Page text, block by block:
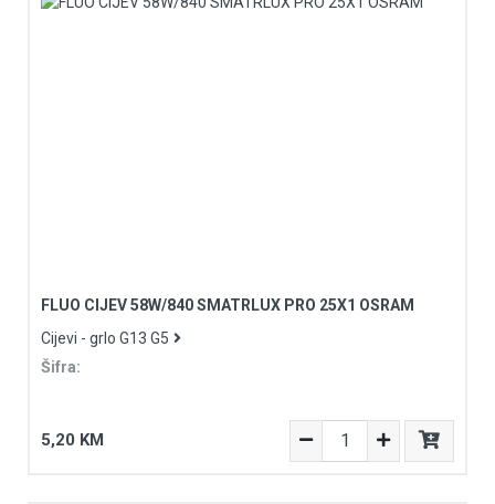
FLUO CIJEV 58W/840 SMATRLUX PRO 25X1 OSRAM
Cijevi - grlo G13 G5
Šifra:
5,20 KM